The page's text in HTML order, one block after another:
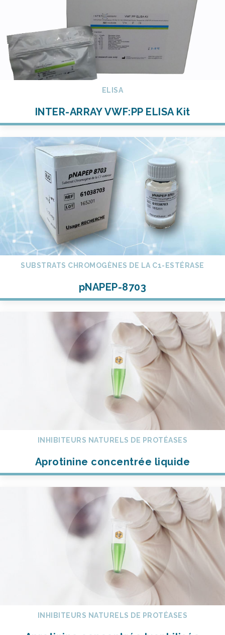
ELISA
INTER-ARRAY VWF:PP ELISA Kit
SUBSTRATS CHROMOGÈNES DE LA C1-ESTÉRASE
pNAPEP-8703
INHIBITEURS NATURELS DE PROTÉASES
Aprotinine concentrée liquide
INHIBITEURS NATURELS DE PROTÉASES